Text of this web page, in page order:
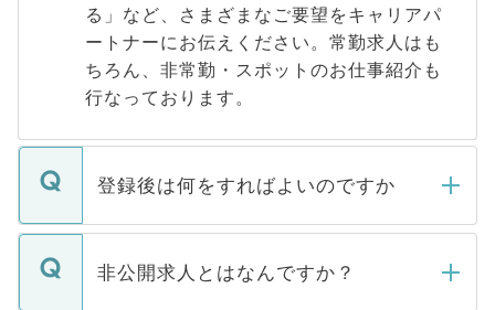
る」など、さまざまなご要望をキャリアパ
ートナーにお伝えください。常勤求人はも
ちろん、非常勤・スポットのお仕事紹介も
行なっております。
登録後は何をすればよいのですか
ご登録いただきましたら、弊社担当者がご
登録内容を確認し、その後メールもしくは
非公開求人とはなんですか？